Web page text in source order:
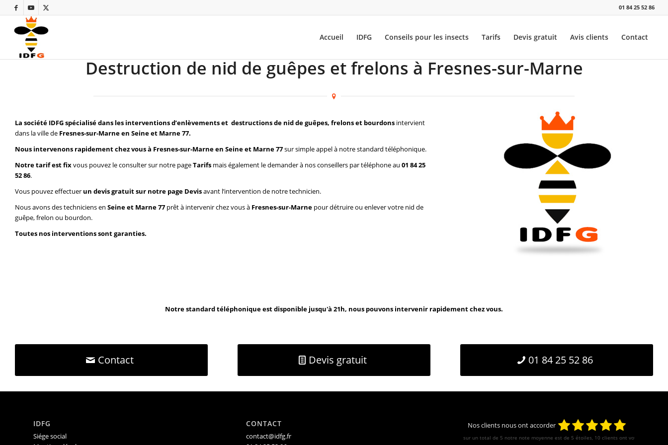
01 84 25 52 86
Accueil IDFG Conseils pour les insects Tarifs Devis gratuit Avis clients Contact
Destruction de nid de guêpes et frelons à Fresnes-sur-Marne
La société IDFG spécialisé dans les interventions d’enlèvements et destructions de nid de guêpes, frelons et bourdons intervient
dans la ville de Fresnes-sur-Marne en Seine et Marne 77.
Nous intervenons rapidement chez vous à Fresnes-sur-Marne en Seine et Marne 77sur simple appel à notre standard téléphonique.
Notre tarif est fixvous pouvez le consulter sur notre pageTarifs mais également le demander à nos conseillers par téléphone au 01 84 25
52 86.
Vous pouvez effectuer un devis gratuit sur notre page Devisavant l’intervention de notre technicien.
Nous avons des techniciens en Seine et Marne 77 prêt à intervenir chez vous à Fresnes-sur-Marne pour détruire ou enlever votre nid de
guêpe, frelon ou bourdon.
Toutes nos interventions sont garanties.
Notre standard téléphonique est disponible jusqu'à 21h, nous pouvons intervenir rapidement chez vous.
Contact Devis gratuit 01 84 25 52 86
IDFG
Siége social
CONTACT
contact@idfg.fr
Nos clients nous ont accorder
sur un total de 5 notre note moyenne est de 5 étoiles, 10 clients ont votés